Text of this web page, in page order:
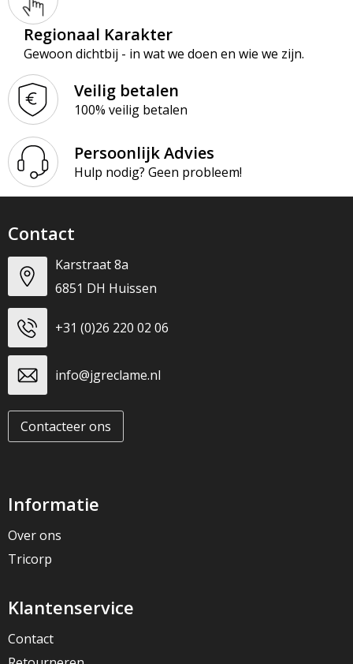
Regionaal Karakter
Gewoon dichtbij - in wat we doen en wie we zijn.
Veilig betalen
100% veilig betalen
Persoonlijk Advies
Hulp nodig? Geen probleem!
Contact
Karstraat 8a
6851 DH Huissen
+31 (0)26 220 02 06
info@jgreclame.nl
Contacteer ons
Informatie
Over ons
Tricorp
Klantenservice
Contact